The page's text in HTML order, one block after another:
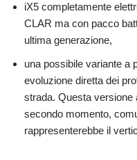
iX5 completamente
CLAR ma con pacco
ultima generazione,
una possibile variante a
evoluzione diretta dei
strada. Questa versione
secondo momento,
rappresenterebbe il